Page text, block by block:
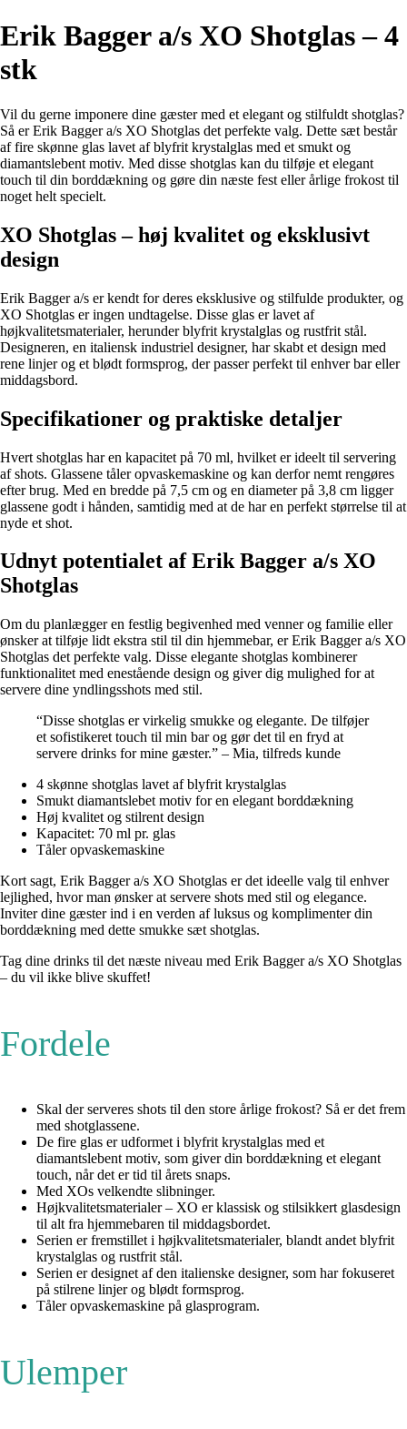
Erik Bagger a/s XO Shotglas – 4
stk
Vil du gerne imponere dine gæster med et elegant og stilfuldt shotglas?
Så er Erik Bagger a/s XO Shotglas det perfekte valg. Dette sæt består
af fire skønne glas lavet af blyfrit krystalglas med et smukt og
diamantslebent motiv. Med disse shotglas kan du tilføje et elegant
touch til din borddækning og gøre din næste fest eller årlige frokost til
noget helt specielt.
XO Shotglas – høj kvalitet og eksklusivt
design
Erik Bagger a/s er kendt for deres eksklusive og stilfulde produkter, og
XO Shotglas er ingen undtagelse. Disse glas er lavet af
højkvalitetsmaterialer, herunder blyfrit krystalglas og rustfrit stål.
Designeren, en italiensk industriel designer, har skabt et design med
rene linjer og et blødt formsprog, der passer perfekt til enhver bar eller
middagsbord.
Specifikationer og praktiske detaljer
Hvert shotglas har en kapacitet på 70 ml, hvilket er ideelt til servering
af shots. Glassene tåler opvaskemaskine og kan derfor nemt rengøres
efter brug. Med en bredde på 7,5 cm og en diameter på 3,8 cm ligger
glassene godt i hånden, samtidig med at de har en perfekt størrelse til at
nyde et shot.
Udnyt potentialet af Erik Bagger a/s XO
Shotglas
Om du planlægger en festlig begivenhed med venner og familie eller
ønsker at tilføje lidt ekstra stil til din hjemmebar, er Erik Bagger a/s XO
Shotglas det perfekte valg. Disse elegante shotglas kombinerer
funktionalitet med enestående design og giver dig mulighed for at
servere dine yndlingsshots med stil.
“Disse shotglas er virkelig smukke og elegante. De tilføjer
et sofistikeret touch til min bar og gør det til en fryd at
servere drinks for mine gæster.” – Mia, tilfreds kunde
4 skønne shotglas lavet af blyfrit krystalglas
Smukt diamantslebet motiv for en elegant borddækning
Høj kvalitet og stilrent design
Kapacitet: 70 ml pr. glas
Tåler opvaskemaskine
Kort sagt, Erik Bagger a/s XO Shotglas er det ideelle valg til enhver
lejlighed, hvor man ønsker at servere shots med stil og elegance.
Inviter dine gæster ind i en verden af luksus og komplimenter din
borddækning med dette smukke sæt shotglas.
Tag dine drinks til det næste niveau med Erik Bagger a/s XO Shotglas
– du vil ikke blive skuffet!
Fordele
Skal der serveres shots til den store årlige frokost? Så er det frem
med shotglassene.
De fire glas er udformet i blyfrit krystalglas med et
diamantslebent motiv, som giver din borddækning et elegant
touch, når det er tid til årets snaps.
Med XOs velkendte slibninger.
Højkvalitetsmaterialer – XO er klassisk og stilsikkert glasdesign
til alt fra hjemmebaren til middagsbordet.
Serien er fremstillet i højkvalitetsmaterialer, blandt andet blyfrit
krystalglas og rustfrit stål.
Serien er designet af den italienske designer, som har fokuseret
på stilrene linjer og blødt formsprog.
Tåler opvaskemaskine på glasprogram.
Ulemper